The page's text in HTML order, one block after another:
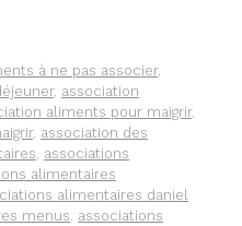
à ne pas associer,
, association
aliments pour maigrir,
, association des
, associations
alimentaires
alimentaires daniel
menus, associations